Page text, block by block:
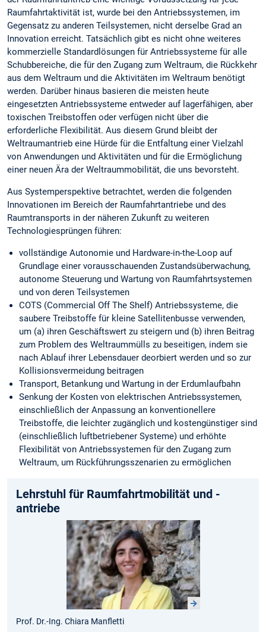
Raumfahrtaktivität ist, wurde bei den Antriebssystemen, im
Gegensatz zu anderen Teilsystemen, nicht derselbe Grad an
Innovation erreicht. Tatsächlich gibt es nicht ohne weiteres
kommerzielle Standardlösungen für Antriebssysteme für alle
Schubbereiche, die für den Zugang zum Weltraum, die Rückkehr
aus dem Weltraum und die Aktivitäten im Weltraum benötigt
werden. Darüber hinaus basieren die meisten heute
eingesetzten Antriebssysteme entweder auf lagerfähigen, aber
toxischen Treibstoffen oder verfügen nicht über die
erforderliche Flexibilität. Aus diesem Grund bleibt der
Weltraumantrieb eine Hürde für die Entfaltung einer Vielzahl
von Anwendungen und Aktivitäten und für die Ermöglichung
einer neuen Ära der Weltraummobilität, die uns bevorsteht.
Aus Systemperspektive betrachtet, werden die folgenden
Innovationen im Bereich der Raumfahrtantriebe und des
Raumtransports in der näheren Zukunft zu weiteren
Technologiesprüngen führen:
vollständige Autonomie und Hardware-in-the-Loop auf
Grundlage einer vorausschauenden Zustandsüberwachung,
autonome Steuerung und Wartung von Raumfahrtsystemen
und von deren Teilsystemen
COTS (Commercial Off The Shelf) Antriebssysteme, die
saubere Treibstoffe für kleine Satellitenbusse verwenden,
um (a) ihren Geschäftswert zu steigern und (b) ihren Beitrag
zum Problem des Weltraummülls zu beseitigen, indem sie
nach Ablauf ihrer Lebensdauer deorbiert werden und so zur
Kollisionsvermeidung beitragen
Transport, Betankung und Wartung in der Erdumlaufbahn
Senkung der Kosten von elektrischen Antriebssystemen,
einschließlich der Anpassung an konventionellere
Treibstoffe, die leichter zugänglich und kostengünstiger sind
(einschließlich luftbetriebener Systeme) und erhöhte
Flexibilität von Antriebssystemen für den Zugang zum
Weltraum, um Rückführungsszenarien zu ermöglichen
Lehrstuhl für Raumfahrtmobilität und -
antriebe
Prof. Dr.-Ing. Chiara Manfletti